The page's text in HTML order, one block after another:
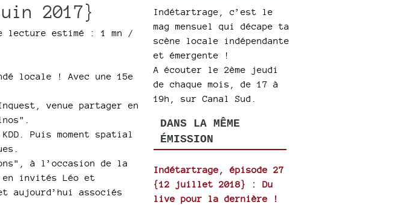
2017}
lecture estimé : 1 mn /
locale ! Avec une 15e
venue partager en
Puis moment spatial
à l’occasion de la
invités Léo et
aujourd’hui associés
Indétartrage, c’est le
mag mensuel qui décape ta
scène locale indépendante
et émergente !
A écouter le 2ème jeudi
de chaque mois, de 17 à
19h, sur Canal Sud.
DANS LA MÊME
ÉMISSION
Indétartrage, épisode 27
{12 juillet 2018} : Du
live pour la dernière !